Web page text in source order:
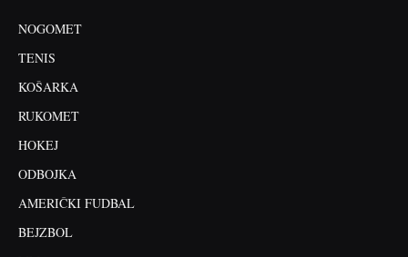
NOGOMET
TENIS
KOŠARKA
RUKOMET
HOKEJ
ODBOJKA
AMERIČKI FUDBAL
BEJZBOL